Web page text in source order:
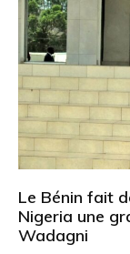
Le Bénin fait
Nigeria une
Wadagni